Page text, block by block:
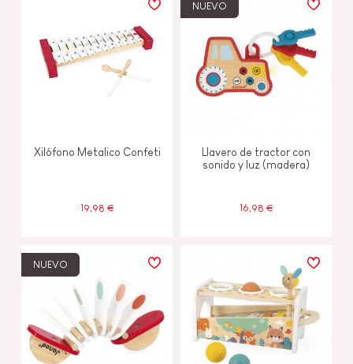
Xilófono Metalico Confeti
19,98 €
NUEVO
Llavero de tractor con
sonido y luz (madera)
16,98 €
NUEVO